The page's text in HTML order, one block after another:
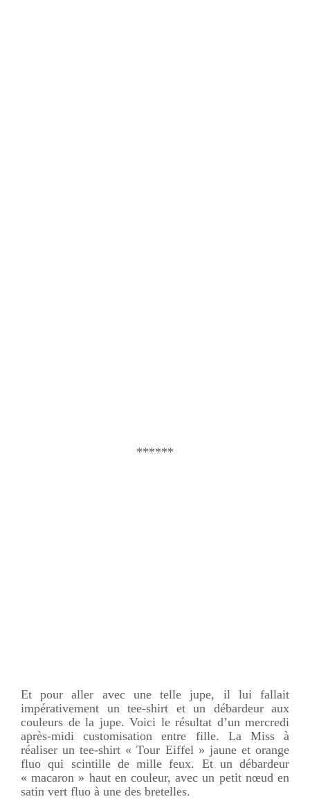
******
Et pour aller avec une telle jupe, il lui fallait
impérativement un tee-shirt et un débardeur aux
couleurs de la jupe. Voici le résultat d’un mercredi
après-midicustomisation entre fille. La Miss à
réaliser un tee-shirt « Tour Eiffel» jaune et orange
fluo qui scintille de mille feux. Et un débardeur
« macaron » haut en couleur, avec un petit nœud en
satin vert fluo à une des bretelles.